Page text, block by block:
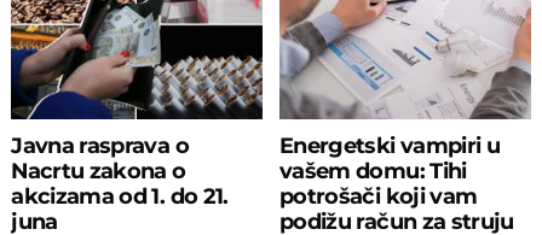
Javna rasprava o
Nacrtu zakona o
akcizama od 1. do 21.
juna
Energetski vampiri u
vašem domu: Tihi
potrošači koji vam
podižu račun za struju